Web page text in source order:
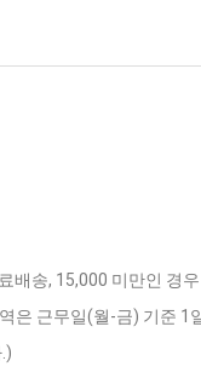
배송, 15,000 미만인 경
은 근무일(월-금) 기준